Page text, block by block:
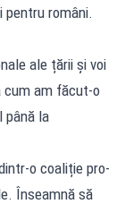
pentru români.
ale țării și voi
cum am făcut-o
până la
o coaliție pro-
Înseamnă să